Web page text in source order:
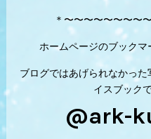
＊〜〜〜〜〜〜〜〜
ホームページのブックマ
ブログではあげられなかっ
イスブック
@ark-